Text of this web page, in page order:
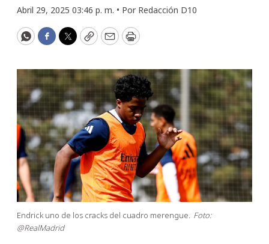
Abril 29, 2025 03:46 p. m. • Por Redacción D10
WhatsApp
Facebook
Twitter
CopyEmailPrint
Endrick uno de los cracks del cuadro merengue. Foto:
@RealMadrid